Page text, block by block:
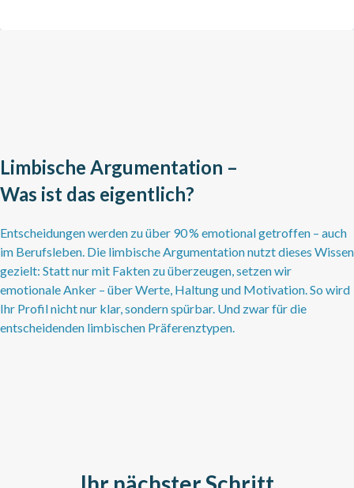
Limbische Argumentation –
Was ist das eigentlich?
Entscheidungen werden zu über 90 % emotional getroffen – auch
im Berufsleben. Die limbische Argumentation nutzt dieses Wissen
gezielt: Statt nur mit Fakten zu überzeugen, setzen wir
emotionale Anker – über Werte, Haltung und Motivation. So wird
Ihr Profil nicht nur klar, sondern spürbar. Und zwar für die
entscheidenden limbischen Präferenztypen.